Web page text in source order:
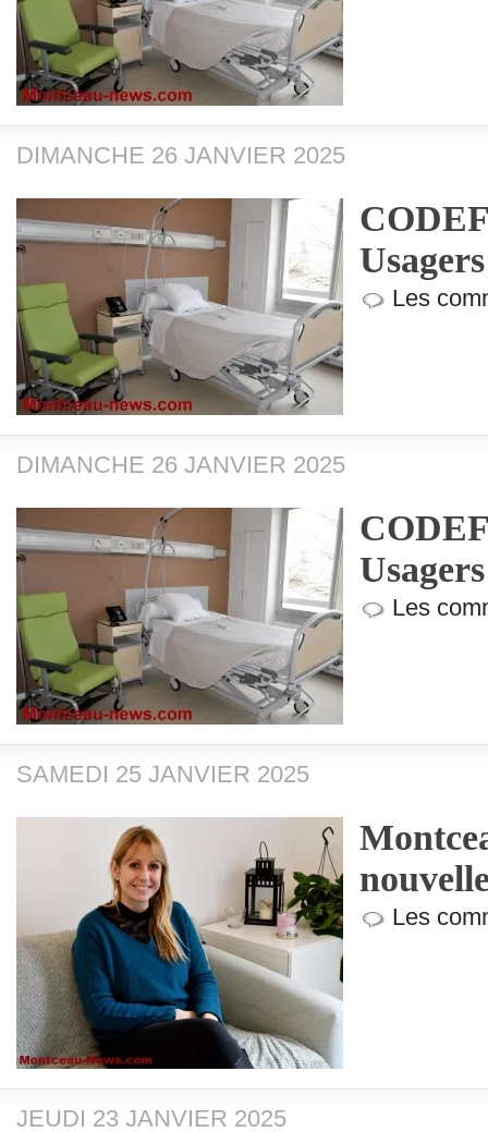
DIMANCHE 26 JANVIER 2025
Les
DIMANCHE 26 JANVIER 2025
Les
SAMEDI 25 JANVIER 2025
Les
JEUDI 23 JANVIER 2025